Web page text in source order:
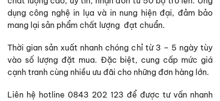
dụng công nghệ in lụa và in nung hiện đại, đảm bảo
mang lại sản phẩm chất lượng đạt chuẩn.
Thời gian sản xuất nhanh chóng chỉ từ 3 – 5 ngày tùy
vào số lượng đặt mua. Đặc biệt, cung cấp mức giá
cạnh tranh cùng nhiều ưu đãi cho những đơn hàng lớn.
Liên hệ hotline 0843 202 123 để được tư vấn nhanh